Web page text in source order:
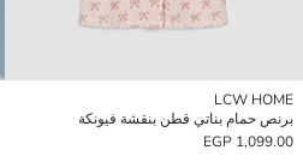
LCW HOME
برنص حمام بناتي قطن بنقشة فيونكة
1,099.00 EGP